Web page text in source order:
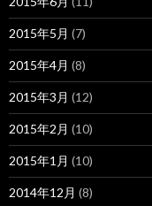
2015年5月 (7)
2015年4月 (8)
2015年3月 (12)
2015年2月 (10)
2015年1月 (10)
2014年12月 (8)